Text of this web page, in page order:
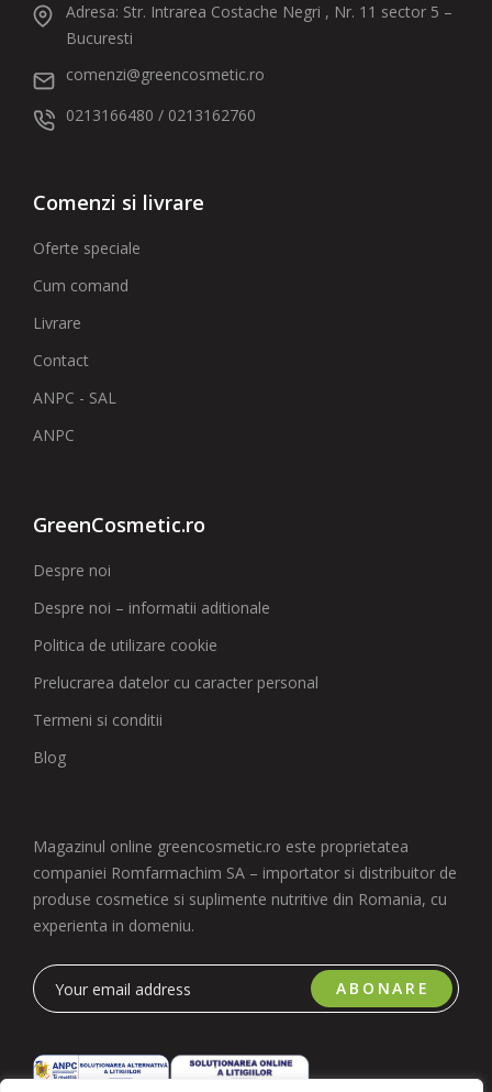
Adresa: Str. Intrarea Costache Negri , Nr. 11 sector 5 –
Bucuresti
comenzi@greencosmetic.ro
0213166480 / 0213162760
Comenzi si livrare
Oferte speciale
Cum comand
Livrare
Contact
ANPC - SAL
ANPC
GreenCosmetic.ro
Despre noi
Despre noi – informatii aditionale
Politica de utilizare cookie
Prelucrarea datelor cu caracter personal
Termeni si conditii
Blog
Magazinul online greencosmetic.ro este proprietatea
companiei Romfarmachim SA – importator si distribuitor de
produse cosmetice si suplimente nutritive din Romania, cu
experienta in domeniu.
ABONARE